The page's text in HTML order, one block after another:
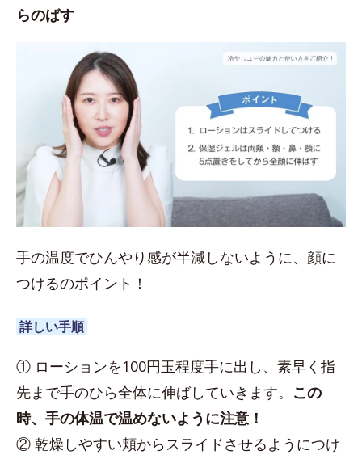
らのばす
手の温度でひんやり感が半減しないように、顔に
つけるのポイント！
詳しい手順
① ローションを100円玉程度手に出し、素早く指
先まで手のひら全体に伸ばしていきます。 この
時、手の体温で温めないように注意！
② 乾燥しやすい頬からスライドさせるようにつけ